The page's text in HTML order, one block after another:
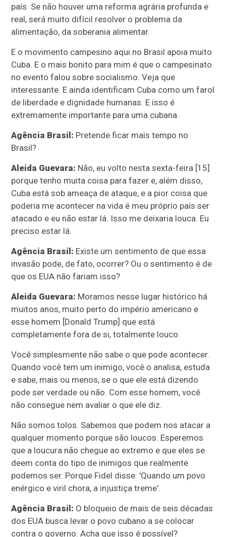
país. Se não houver uma reforma agrária profunda e
real, será muito difícil resolver o problema da
alimentação, da soberania alimentar.
E o movimento campesino aqui no Brasil apoia muito
Cuba. E o mais bonito para mim é que o campesinato
no evento falou sobre socialismo. Veja que
interessante. E ainda identificam Cuba como um farol
de liberdade e dignidade humanas. E isso é
extremamente importante para uma cubana.
Agência Brasil: Pretende ficar mais tempo no
Brasil?
Aleida Guevara: Não, eu volto nesta sexta-feira [15]
porque tenho muita coisa para fazer e, além disso,
Cuba está sob ameaça de ataque, e a pior coisa que
poderia me acontecer na vida é meu próprio país ser
atacado e eu não estar lá. Isso me deixaria louca. Eu
preciso estar lá.
Agência Brasil: Existe um sentimento de que essa
invasão pode, de fato, ocorrer? Ou o sentimento é de
que os EUA não fariam isso?
Aleida Guevara: Moramos nesse lugar histórico há
muitos anos, muito perto do império americano e
esse homem [Donald Trump] que está
completamente fora de si, totalmente louco.
Você simplesmente não sabe o que pode acontecer.
Quando você tem um inimigo, você o analisa, estuda
e sabe, mais ou menos, se o que ele está dizendo
pode ser verdade ou não. Com esse homem, você
não consegue nem avaliar o que ele diz.
Não somos tolos. Sabemos que podem nos atacar a
qualquer momento porque são loucos. Esperemos
que a loucura não chegue ao extremo e que eles se
deem conta do tipo de inimigos que realmente
podemos ser. Porque Fidel disse: 'Quando um povo
enérgico e viril chora, a injustiça treme'.
Agência Brasil: O bloqueio de mais de seis décadas
dos EUA busca levar o povo cubano a se colocar
contra o governo. Acha que isso é possível?